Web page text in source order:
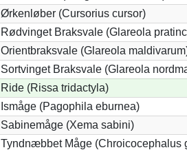
Ørkenløber (Cursorius cursor)
Rødvinget Braksvale (Glareola
Orientbraksvale (Glareola
Sortvinget Braksvale (Glareola
Ride (Rissa tridactyla)
Ismåge (Pagophila eburnea)
Sabinemåge (Xema sabini)
Tyndnæbbet Måge (Chroicocephalus